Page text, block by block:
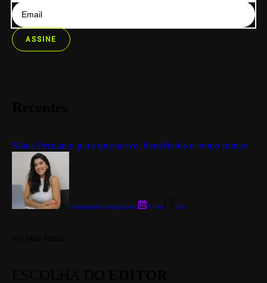
ASSINE
Maca Peruana: para que serve, benefícios e como tomar
Nutricionista Jordana Lessa 24 Set 5 m